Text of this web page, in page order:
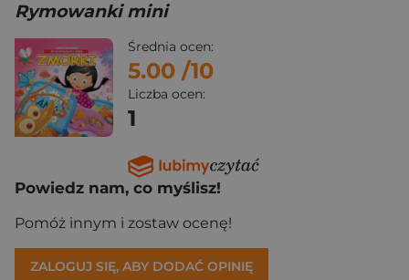
Rymowanki mini
Średnia ocen:
5.00 /10
Liczba ocen:
1
Powiedz nam, co myślisz!
Pomóż innym i zostaw ocenę!
ZALOGUJ SIĘ, ABY DODAĆ OPINIĘ